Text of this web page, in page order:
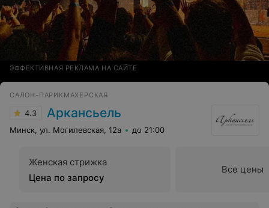
ЭФФЕКТИВНАЯ РЕКЛАМА НА САЙТЕ
САЛОН-ПАРИКМАХЕРСКАЯ
4.3 Аркансьель
Минск, ул. Могилевская, 12а до 21:00
Женская стрижка
Цена по запросу
Все цены